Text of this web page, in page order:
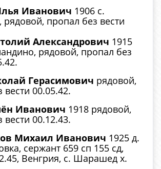
Иванович 1906 с.
рядовой, пропал без вести
Александрович 1915
рядовой, пропал без
Герасимович рядовой,
вести 00.05.42.
Иванович 1918 рядовой,
вести 00.12.43.
Михаил Иванович 1925 д.
сержант 659 сп 155 сд,
Венгрия, с. Шарашед х.